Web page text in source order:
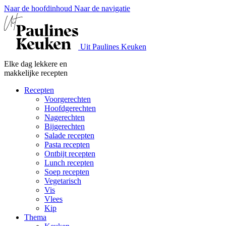
Naar de hoofdinhoud Naar de navigatie
Uit Paulines Keuken
Elke dag lekkere en
makkelijke recepten
Recepten
Voorgerechten
Hoofdgerechten
Nagerechten
Bijgerechten
Salade recepten
Pasta recepten
Ontbijt recepten
Lunch recepten
Soep recepten
Vegetarisch
Vis
Vlees
Kip
Thema